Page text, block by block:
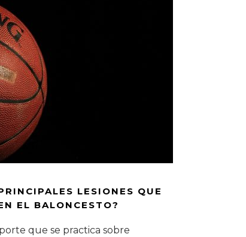
LESIONES QUE
EL BALONCESTO?
que se practica sobre